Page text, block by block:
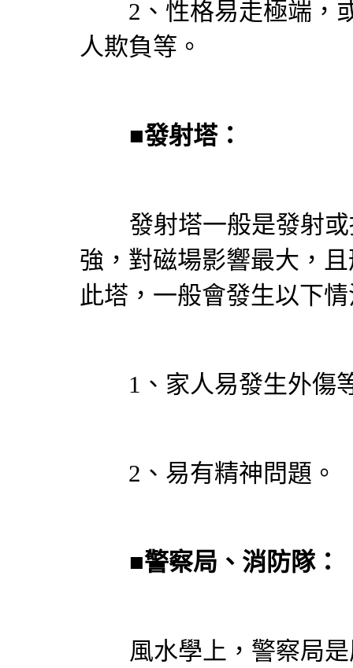
2、性格易走極端，或
人欺負等。
■發射塔：
發射塔一般是發射或
強，對磁場影響最大，
此塔，一般會發生以下
1、家人易發生外傷
2、易有精神問題。
■警察局、消防隊：
風水學上，警察局是